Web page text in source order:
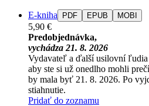
E-kniha PDF EPUB MOBI
5,90 €
Predobjednávka,
vychádza 21. 8. 2026
Vydavateľ a ďalší usilovní ľudia
aby ste si už onedlho mohli
by mala byť 21. 8. 2026. Po
stiahnutie.
Pridať do zoznamu